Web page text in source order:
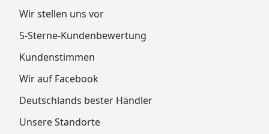
Wir stellen uns vor
5-Sterne-Kundenbewertung
Kundenstimmen
Wir auf Facebook
Deutschlands bester Händler
Unsere Standorte